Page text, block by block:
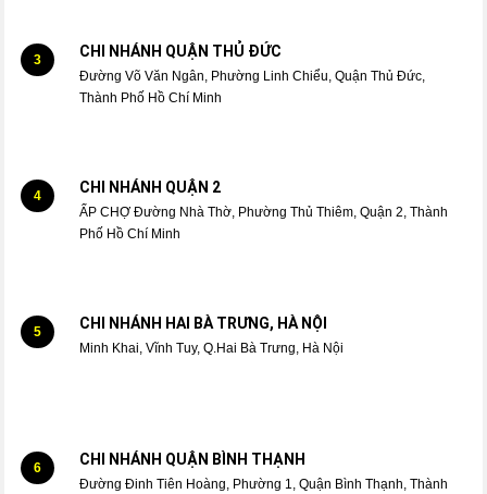
3 CHI NHÁNH QUẬN THỦ ĐỨC
Đường Võ Văn Ngân, Phường Linh Chiểu, Quận Thủ Đức,
Thành Phố Hồ Chí Minh
4 CHI NHÁNH QUẬN 2
ẤP CHỢ Đường Nhà Thờ, Phường Thủ Thiêm, Quận 2, Thành
Phố Hồ Chí Minh
5 CHI NHÁNH HAI BÀ TRƯNG, HÀ NỘI
Minh Khai, Vĩnh Tuy, Q.Hai Bà Trưng, Hà Nội
6 CHI NHÁNH QUẬN BÌNH THẠNH
Đường Đinh Tiên Hoàng, Phường 1, Quận Bình Thạnh, Thành